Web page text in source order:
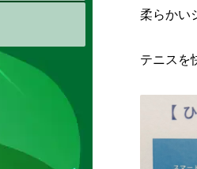
柔らかい
テニスを